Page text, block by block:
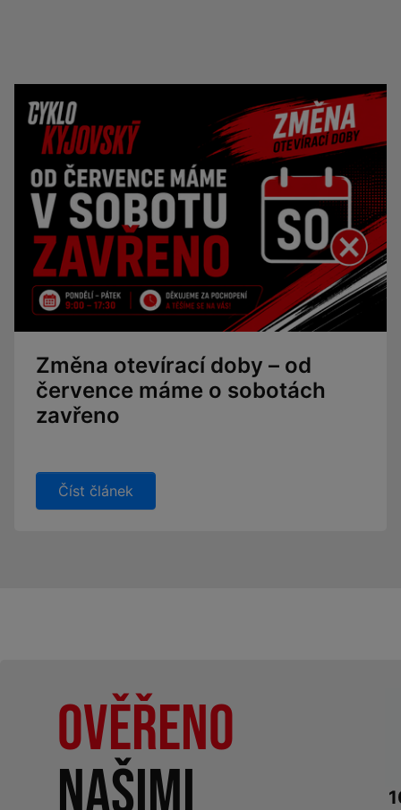
Změna otevírací doby – od
července máme o sobotách
zavřeno
Číst článek
Ověřeno